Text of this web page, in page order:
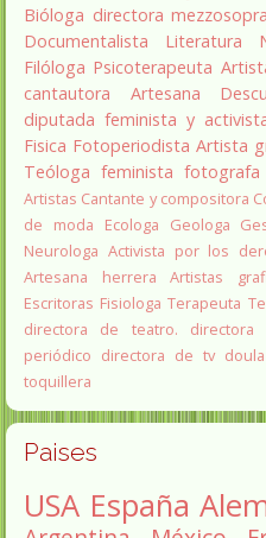
Bióloga directora
Documentalista
Literatura
Filóloga Psicoterapeuta
cantautora
Artesana
diputada feminista y
Fisica Fotoperiodista Artista
Teóloga feminista fotografa
Artistas Cantante y compositora
de moda
Ecologa Geologa
Neurologa Activista por los
Artesana herrera
Artistas
Escritoras Fisiologa Terapeuta
directora de teatro.
directora
periódico directora de tv doula
toquillera
Paises
USA España